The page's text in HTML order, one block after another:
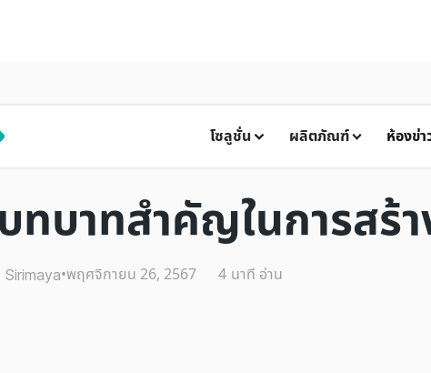
โซลูชั่น ผลิตภัณฑ์ ห้องข่า
บาทสำคัญในการสร้า
•พฤศจิกายน 26, 2567 4 นาที อ่าน